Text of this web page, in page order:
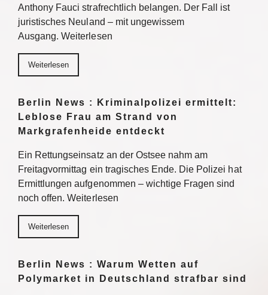
Anthony Fauci strafrechtlich belangen. Der Fall ist
juristisches Neuland – mit ungewissem
Ausgang. Weiterlesen
Weiterlesen
Berlin News : Kriminalpolizei ermittelt:
Leblose Frau am Strand von
Markgrafenheide entdeckt
Ein Rettungseinsatz an der Ostsee nahm am
Freitagvormittag ein tragisches Ende. Die Polizei hat
Ermittlungen aufgenommen – wichtige Fragen sind
noch offen. Weiterlesen
Weiterlesen
Berlin News : Warum Wetten auf
Polymarket in Deutschland strafbar sind